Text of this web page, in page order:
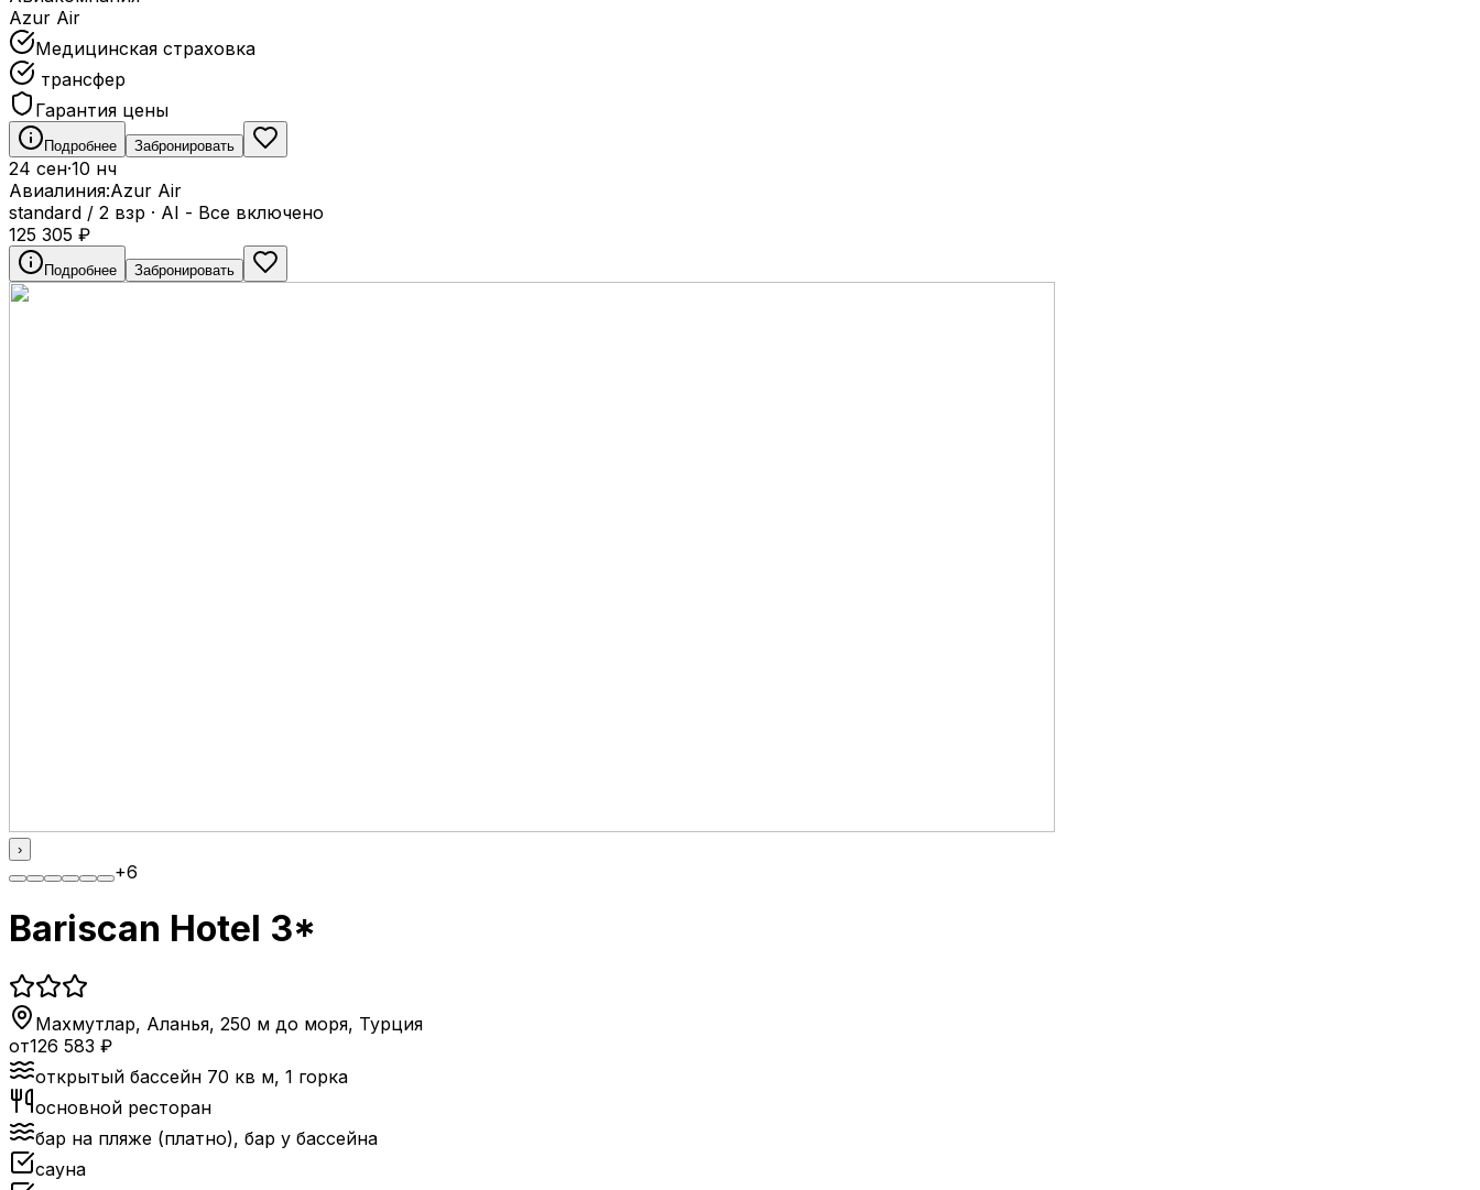
Azur Air
Медицинская страховка
трансфер
Гарантия цены
Подробнее Забронировать
24 сен·10 нч
Авиалиния:Azur Air
standard / 2 взр · AI - Все включено
125 305 ₽
Подробнее Забронировать
›
+6
Bariscan Hotel 3*
Махмутлар, Аланья, 250 м до моря, Турция
от126 583 ₽
открытый бассейн 70 кв м, 1 горка
основной ресторан
бар на пляже (платно), бар у бассейна
сауна